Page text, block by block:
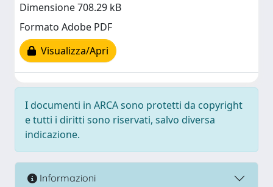
Dimensione 708.29 kB
Formato Adobe PDF
Visualizza/Apri
I documenti in ARCA sono protetti da copyright
e tutti i diritti sono riservati, salvo diversa
indicazione.
Informazioni